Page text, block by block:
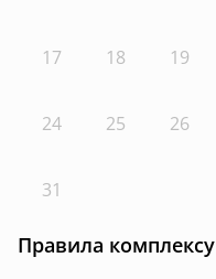
17 18 19
24 25 26
31
Правила комплексу